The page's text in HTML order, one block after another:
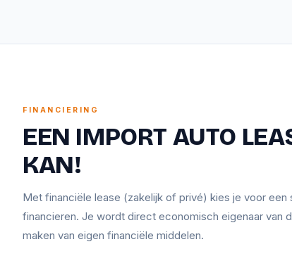
FINANCIERING
EEN IMPORT AUTO
KAN!
Met financiële lease (zakelijk of privé) kies je voor een
financieren. Je wordt direct economisch eigenaar van
maken van eigen financiële middelen.